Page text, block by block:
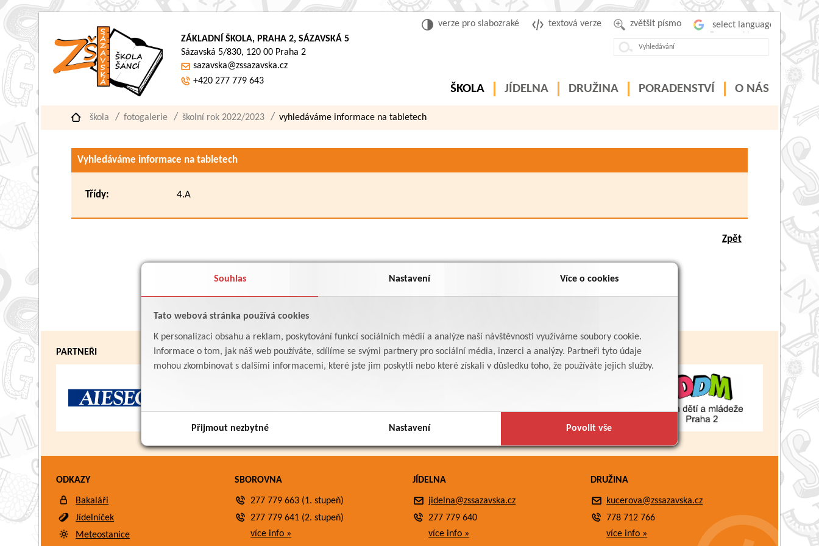
Souhlas Nastavení Více o cookies
Tato webová stránka používá cookies
K personalizaci obsahu a reklam, poskytování funkcí sociálních médií a analýze naší návštěvnosti využíváme soubory cookie.
Informace o tom, jak náš web používáte, sdílíme se svými partnery pro sociální média, inzerci a analýzy. Partneři tyto údaje
mohou zkombinovat s dalšími informacemi, které jste jim poskytli nebo které získali v důsledku toho, že používáte jejich služby.
Přijmout nezbytné Nastavení Povolit vše
zvětšit písmo
textová verze
verze pro slabozraké
ZÁKLADNÍ ŠKOLA, PRAHA 2, SÁZAVSKÁ 5
Sázavská 5/830, 120 00 Praha 2
sazavska@zssazavska.cz
+420 277 779 643
ŠKOLA JÍDELNA DRUŽINA PORADENSTVÍ O NÁS
škola fotogalerie školní rok 2022/2023 vyhledáváme informace na tabletech
Vyhledáváme informace na tabletech
Třídy: 4.A
Zpět
PARTNEŘI
ODKAZY
Bakaláři
Jídelníček
Meteostanice
SBOROVNA
277 779 663 (1. stupeň)
277 779 641 (2. stupeň)
více info »
JÍDELNA
jidelna@zssazavska.cz
277 779 640
více info »
DRUŽINA
kucerova@zssazavska.cz
778 712 766
více info »